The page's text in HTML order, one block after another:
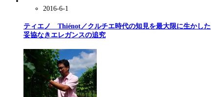
2016-6-1
ティエノ Thiénot／クルチエ時代の知見を最大限に生かした
妥協なきエレガンスの追究